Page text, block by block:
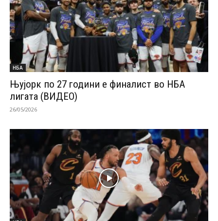
НБА
Њујорк по 27 години е финалист во НБА
лигата (ВИДЕО)
26/05/2026